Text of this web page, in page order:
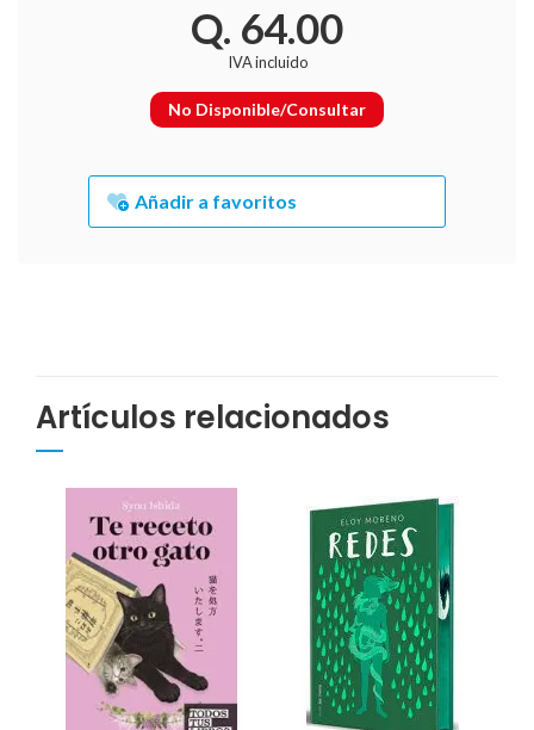
Q. 64.00
IVA incluido
No Disponible/Consultar
Añadir a favoritos
Artículos relacionados